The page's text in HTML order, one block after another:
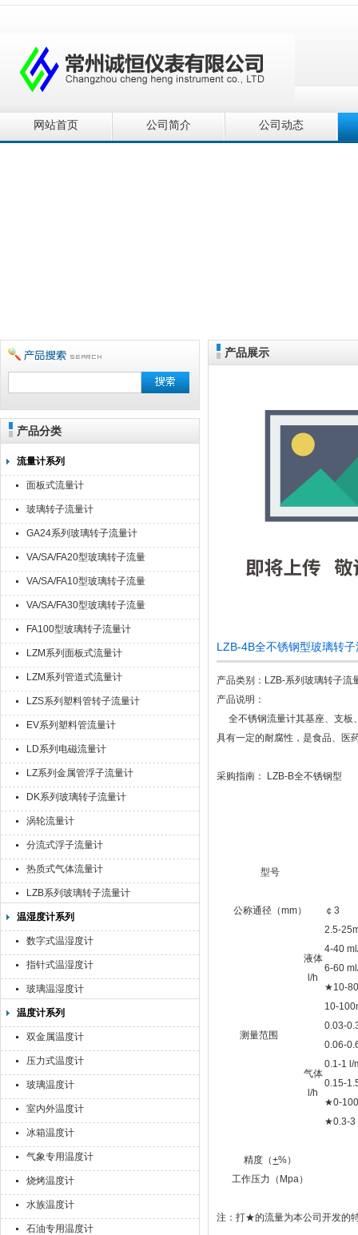
网站首页 公司简介 公司动态
产品分类
流量计系列
面板式流量计
玻璃转子流量计
GA24系列玻璃转子流量计
VA/SA/FA20型玻璃转子流量
计
VA/SA/FA10型玻璃转子流量
计
VA/SA/FA30型玻璃转子流量
计
FA100型玻璃转子流量计
LZM系列面板式流量计
LZM系列管道式流量计
LZS系列塑料管转子流量计
EV系列塑料管流量计
LD系列电磁流量计
LZ系列金属管浮子流量计
DK系列玻璃转子流量计
涡轮流量计
分流式浮子流量计
热质式气体流量计
LZB系列玻璃转子流量计
温湿度计系列
数字式温湿度计
指针式温湿度计
玻璃温湿度计
温度计系列
双金属温度计
压力式温度计
玻璃温度计
室内外温度计
冰箱温度计
气象专用温度计
烧烤温度计
水族温度计
石油专用温度计
产品展示
LZB-4B全不锈钢型玻璃转
产品类别：LZB-系列玻璃转子流
产品说明：
全不锈钢流量计其基座、支板
具有一定的耐腐性，是食品、医
采购指南： LZB-B全不锈钢型
型号
公称通径（mm） ￠3
测量范围
液体
l/h
2.5-
4-40
6-60
★10-
10-
气体
l/h
0.03-
0.06-
0.1-1 l/
0.15-
★0-
★0.3-3
精度（+%）
工作压力（Mpa）
注：打★的流量为本公司开发的